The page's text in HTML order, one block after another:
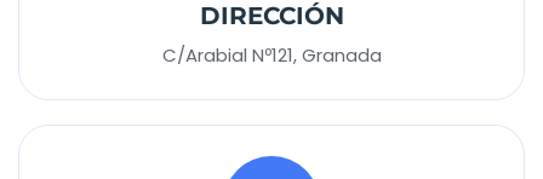
DIRECCIÓN
C/Arabial Nº121, Granada